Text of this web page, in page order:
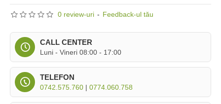
0 review-uri - Feedback-ul tău
CALL CENTER
Luni - Vineri 08:00 - 17:00
TELEFON
0742.575.760 | 0774.060.758